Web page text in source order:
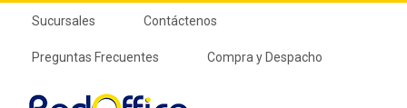
Sucursales Contáctenos
Preguntas Frecuentes Compra y Despacho